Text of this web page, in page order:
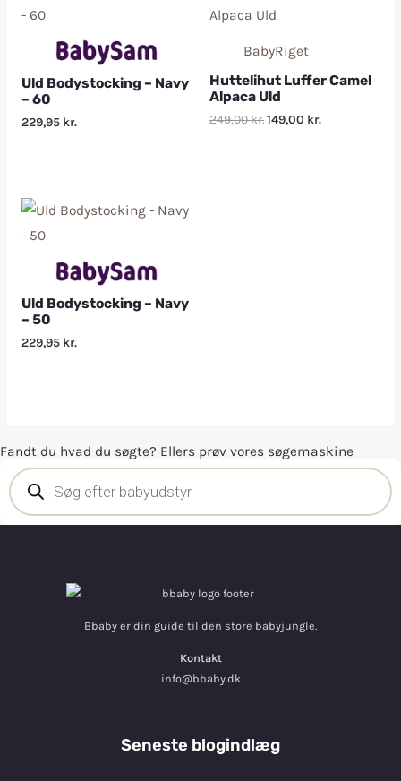
Uld Bodystocking – Navy
– 60
229,95 kr.
BabyRiget
Huttelihut Luffer Camel
Alpaca Uld
249,00kr.149,00 kr.
Uld Bodystocking – Navy
– 50
229,95 kr.
Fandt du hvad du søgte? Ellers prøv vores søgemaskine
Bbaby er din guide til den store babyjungle.
Kontakt
info@bbaby.dk
Seneste blogindlæg